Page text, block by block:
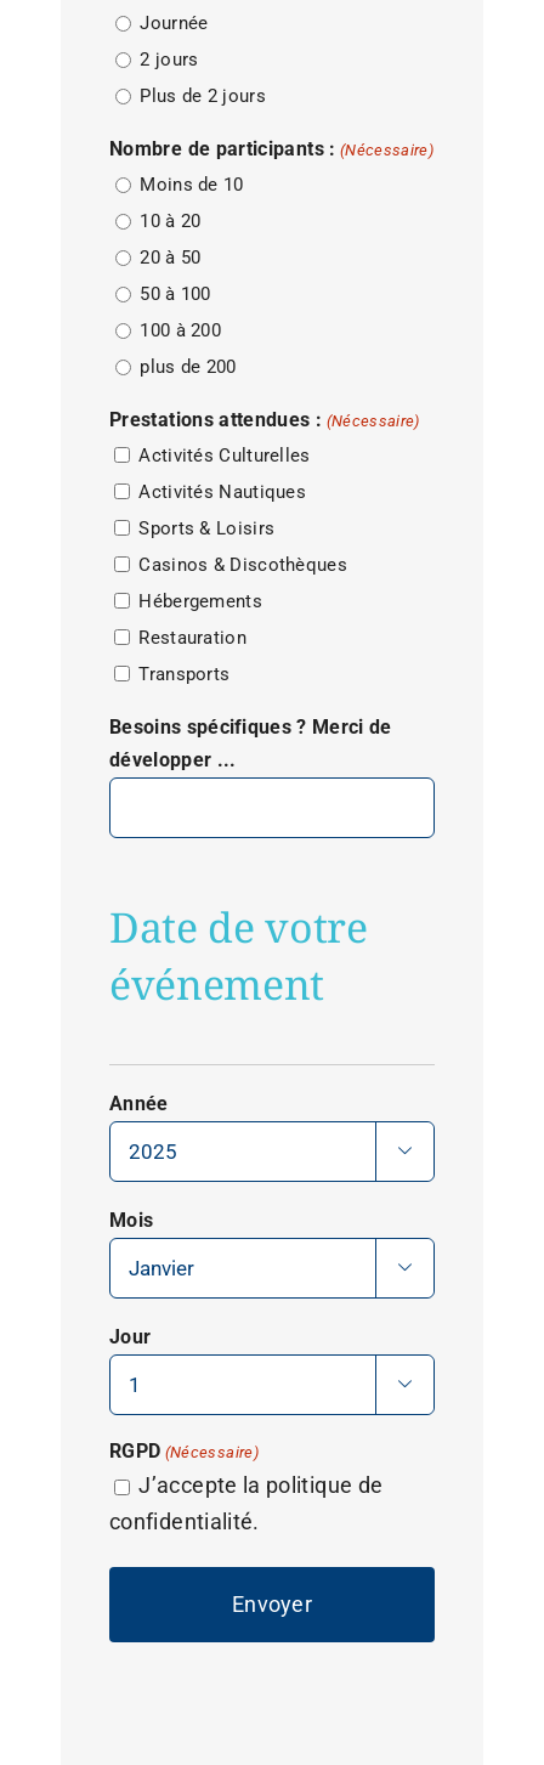
Journée
2 jours
Plus de 2 jours
Nombre de participants : (Nécessaire)
Moins de 10
10 à 20
20 à 50
50 à 100
100 à 200
plus de 200
Prestations attendues : (Nécessaire)
Activités Culturelles
Activités Nautiques
Sports & Loisirs
Casinos & Discothèques
Hébergements
Restauration
Transports
Besoins spécifiques ? Merci de
développer ...
Date de votre
événement
Année

Mois

Jour

RGPD (Nécessaire)
J’accepte la politique de
confidentialité.